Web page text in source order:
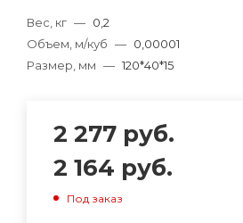
Вес, кг — 0,2
Объем, м/куб — 0,00001
Размер, мм — 120*40*15
2 277 руб.
2 164 руб.
Под заказ